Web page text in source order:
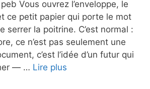
Vous ouvrez l’enveloppe, le
ce petit papier qui porte le mot
serrer la poitrine. C’est normal :
ce n’est pas seulement une
c’est l’idée d’un futur qui
— … Lire plus